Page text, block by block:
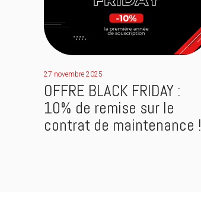
27 novembre 2025
OFFRE BLACK FRIDAY :
10% de remise sur le
contrat de maintenance !